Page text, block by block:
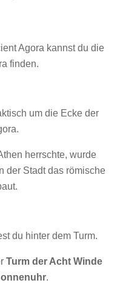
Agora kannst du die
finden.
um die Ecke der
herrschte, wurde
der Stadt das römische
du hinter dem Turm.
Turm der Acht Winde
.